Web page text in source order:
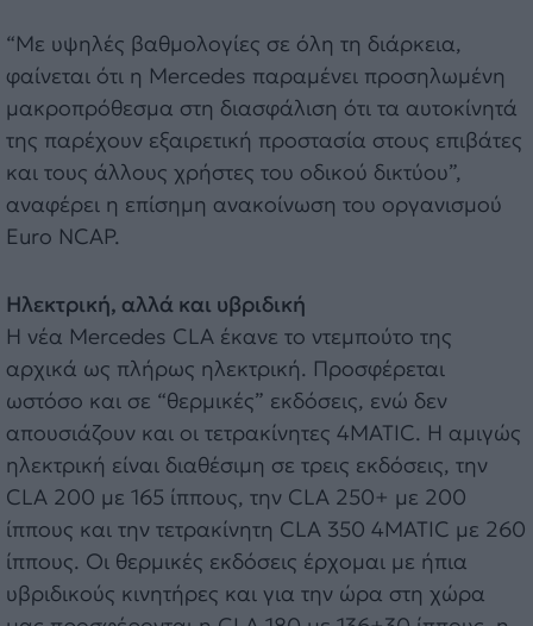
“Με υψηλές βαθμολογίες σε όλη τη διάρκεια,
φαίνεται ότι η Mercedes παραμένει προσηλωμένη
μακροπρόθεσμα στη διασφάλιση ότι τα αυτοκίνητά
της παρέχουν εξαιρετική προστασία στους επιβάτες
και τους άλλους χρήστες του οδικού δικτύου”,
αναφέρει η επίσημη ανακοίνωση του οργανισμού
Euro NCAP.
Ηλεκτρική, αλλά και υβριδική
Η νέα Mercedes CLA έκανε το ντεμπούτο της
αρχικά ως πλήρως ηλεκτρική. Προσφέρεται
ωστόσο και σε “θερμικές” εκδόσεις, ενώ δεν
απουσιάζουν και οι τετρακίνητες 4MATIC. Η αμιγώς
ηλεκτρική είναι διαθέσιμη σε τρεις εκδόσεις, την
CLA 200 με 165 ίππους, την CLA 250+ με 200
ίππους και την τετρακίνητη CLA 350 4MATIC με 260
ίππους. Οι θερμικές εκδόσεις έρχομαι με ήπια
υβριδικούς κινητήρες και για την ώρα στη χώρα